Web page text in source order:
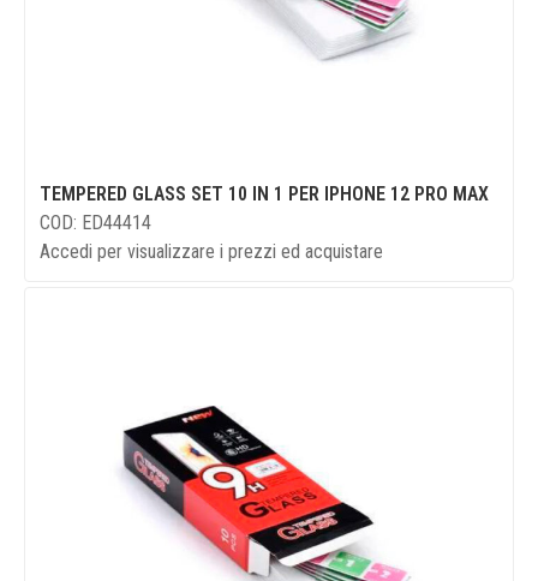
TEMPERED GLASS SET 10 IN 1 PER IPHONE 12 PRO MAX
COD: ED44414
Accedi per visualizzare i prezzi ed acquistare